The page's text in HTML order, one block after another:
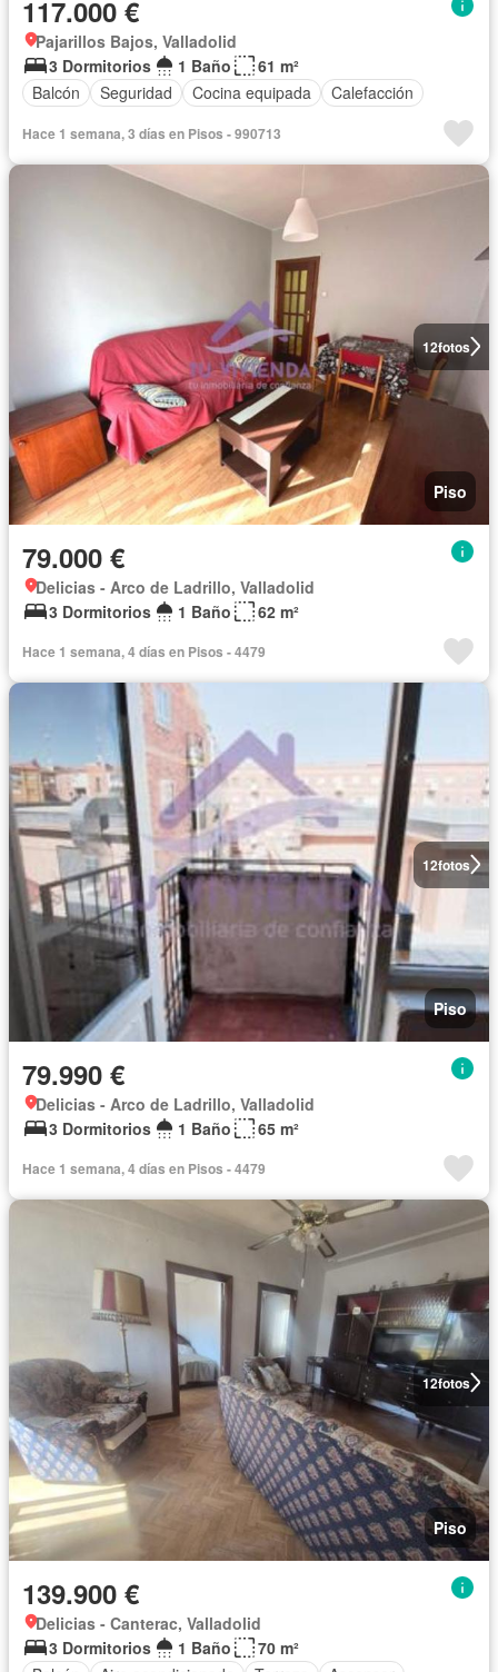
117.000 €
Pajarillos Bajos, Valladolid
3 Dormitorios
1 Baño
61 m²
Balcón
Seguridad Cocina equipada Calefacción
Hace 1 semana, 3 días en Pisos - 990713
12fotos
Piso
79.000 €
Delicias - Arco de Ladrillo, Valladolid
3 Dormitorios
1 Baño 62 m²
Hace 1 semana, 4 días en Pisos - 4479
12fotos
Piso
79.990 €
Delicias - Arco de Ladrillo, Valladolid
3 Dormitorios
1 Baño 65 m²
Hace 1 semana, 4 días en Pisos - 4479
12fotos
Piso
139.900 €
Delicias - Canterac, Valladolid
3 Dormitorios
1 Baño
70 m²